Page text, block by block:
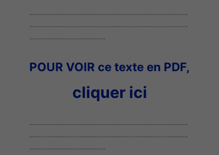
------------------------------------------------------
------------------------------------------------------
--------------------------
POUR VOIR ce texte en PDF,
cliquer ici
------------------------------------------------------
------------------------------------------------------
--------------------------